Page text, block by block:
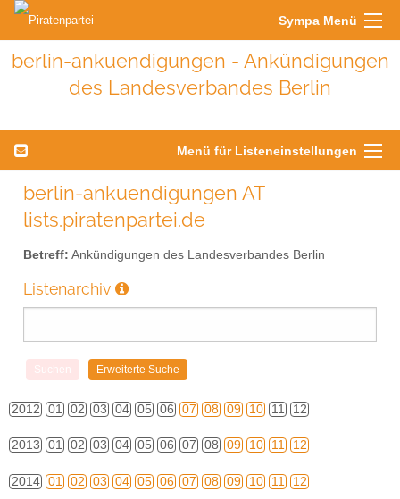
Sympa Menü
berlin-ankuendigungen - Ankündigungen
des Landesverbandes Berlin
Menü für Listeneinstellungen
berlin-ankuendigungen AT
lists.piratenpartei.de
Betreff: Ankündigungen des Landesverbandes Berlin
Listenarchiv
2012 01 02 03 04 05 06 07 08 09 10 11 12
2013 01 02 03 04 05 06 07 08 09 10 11 12
2014 01 02 03 04 05 06 07 08 09 10 11 12